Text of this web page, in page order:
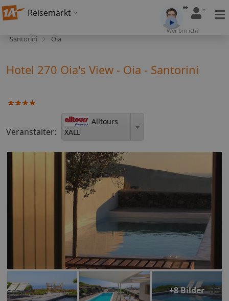
Reisemarkt
Wer bin ich?
Santorini Oia
Hotel 270 Oia's View - Oia - Santorini
Veranstalter:
Alltours
XALL
+8 Bilder